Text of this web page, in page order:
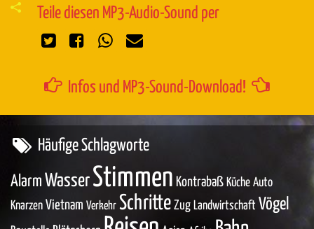
Teile diesen MP3-Audio-Sound per
Infos und MP3-Sound-Download!
Häufige Schlagworte
Alarm WasserStimmen Kontrabaß Küche Auto
Knarzen Vietnam Verkehr Schritte Zug Landwirtschaft Vögel